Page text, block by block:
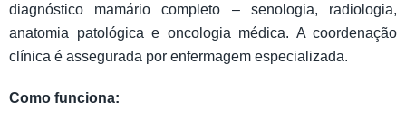
diagnóstico mamário completo – senologia, radiologia,
anatomia patológica e oncologia médica. A coordenação
clínica é assegurada por enfermagem especializada.
Como funciona: